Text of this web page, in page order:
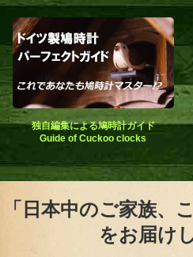
独自編集による鳩時計ガイド
Guide of Cuckoo clocks
「日本中のご家族、
をお届け